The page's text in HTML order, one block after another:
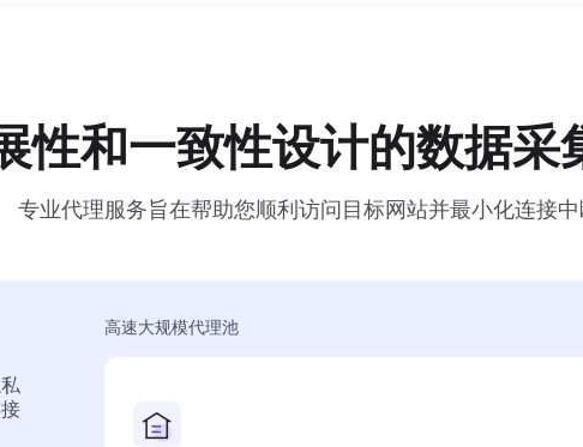
性和一致性设计的数据采
专业代理服务旨在帮助您顺利访问目标网站并最小化连接中
高速大规模代理池